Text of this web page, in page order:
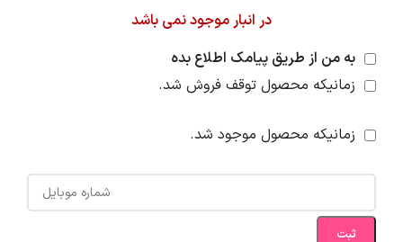
در انبار موجود نمی باشد
به من از طریق پیامک اطلاع بده
زمانیکه محصول توقف فروش شد.
زمانیکه محصول موجود شد.
ثبت